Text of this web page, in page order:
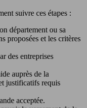
suivre ces étapes :
département ou sa
proposées et les critères
des entreprises
auprès de la
justificatifs requis
acceptée.